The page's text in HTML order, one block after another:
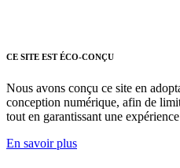
CE SITE EST ÉCO-CONÇU
Nous avons conçu ce site en
conception numérique, afin de
tout en garantissant une
En savoir plus